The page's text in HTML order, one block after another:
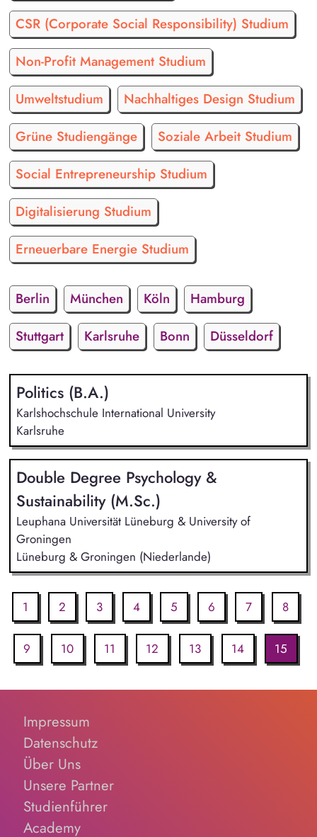
Politics (B.A.)
Karlshochschule International University
Karlsruhe
Double Degree Psychology &
Sustainability (M.Sc.)
Leuphana Universität Lüneburg & University of
Groningen
Lüneburg & Groningen (Niederlande)
1 2 3 4 5 6 7 8
9 10 11 12 13 14 15
CSR (Corporate Social Responsibility) Studium
Non-Profit Management Studium
Umweltstudium
Nachhaltiges Design Studium
Grüne Studiengänge
Soziale Arbeit Studium
Social Entrepreneurship Studium
Digitalisierung Studium
Erneuerbare Energie Studium
Berlin München Köln
Hamburg
Stuttgart
Karlsruhe Bonn Düsseldorf
Impressum
Datenschutz
Über Uns
Unsere Partner
Studienführer
Academy